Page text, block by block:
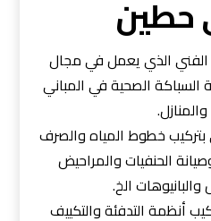
الذي يعمل في مجال
السباكة الصحية في المباني
والمنازل.
خطوط المياه والصرف
الحنفيات والمراحيض
الخ.
أنظمة التدفئة والتكييف